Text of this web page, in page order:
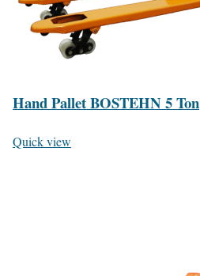
Hand Pallet BOSTEHN 5 Ton
Quick view